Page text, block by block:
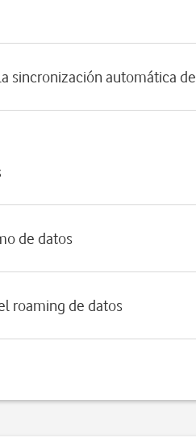
sincronización automática de
de datos
roaming de datos